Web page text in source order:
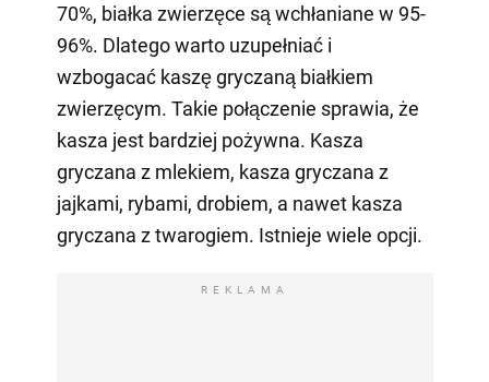
70%, białka zwierzęce są wchłaniane w 95-
96%. Dlatego warto uzupełniać i
wzbogacać kaszę gryczaną białkiem
zwierzęcym. Takie połączenie sprawia, że
kasza jest bardziej pożywna. Kasza
gryczana z mlekiem, kasza gryczana z
jajkami, rybami, drobiem, a nawet kasza
gryczana z twarogiem. Istnieje wiele opcji.
REKLAMA